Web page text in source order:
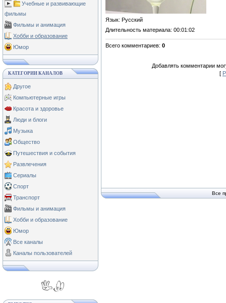
Учебные и развивающие
фильмы
Фильмы и анимация
Хобби и образование
Юмор
КАТЕГОРИИ КАНАЛОВ
Другое
Компьютерные игры
Красота и здоровье
Люди и блоги
Музыка
Общество
Путешествия и события
Развлечения
Сериалы
Спорт
Транспорт
Фильмы и анимация
Хобби и образование
Юмор
Все каналы
Каналы пользователей
Язык: Русский
Длительность материала: 00:01:02
Всего комментариев: 0
Добавлять комментарии
[
Все